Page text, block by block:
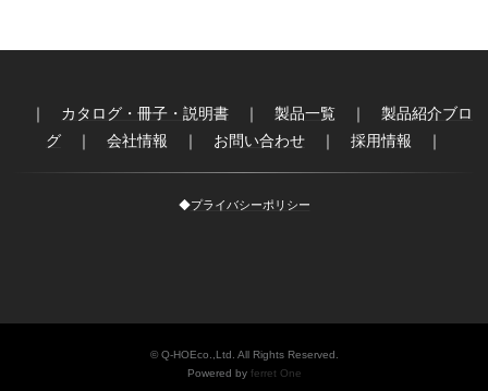
｜ カタログ・冊子・説明書 ｜ 製品一覧 ｜ 製品紹介ブロ
グ ｜ 会社情報 ｜ お問い合わせ ｜ 採用情報 ｜
◆プライバシーポリシー
© Q-HOEco.,Ltd. All Rights Reserved.
Powered by ferret One